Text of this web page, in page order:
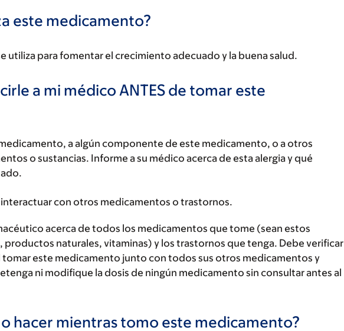
este medicamento?
utiliza para fomentar el crecimiento adecuado y la buena salud.
a mi médico ANTES de tomar este
a algún componente de este medicamento, o a otros
o sustancias. Informe a su médico acerca de esta alergia y qué
con otros medicamentos o trastornos.
acerca de todos los medicamentos que tome (sean estos
productos naturales, vitaminas) y los trastornos que tenga. Debe verificar
tomar este medicamento junto con todos sus otros medicamentos y
ni modifique la dosis de ningún medicamento sin consultar antes al
hacer mientras tomo este medicamento?